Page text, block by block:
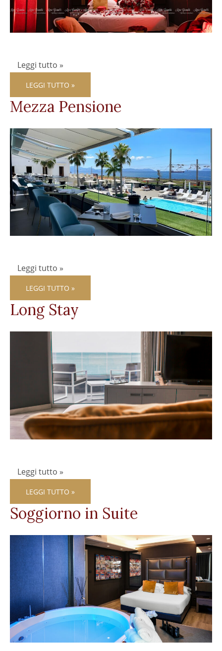
Leggi tutto »
LEGGI TUTTO »
Mezza Pensione
Leggi tutto »
LEGGI TUTTO »
Long Stay
Leggi tutto »
LEGGI TUTTO »
Soggiorno in Suite